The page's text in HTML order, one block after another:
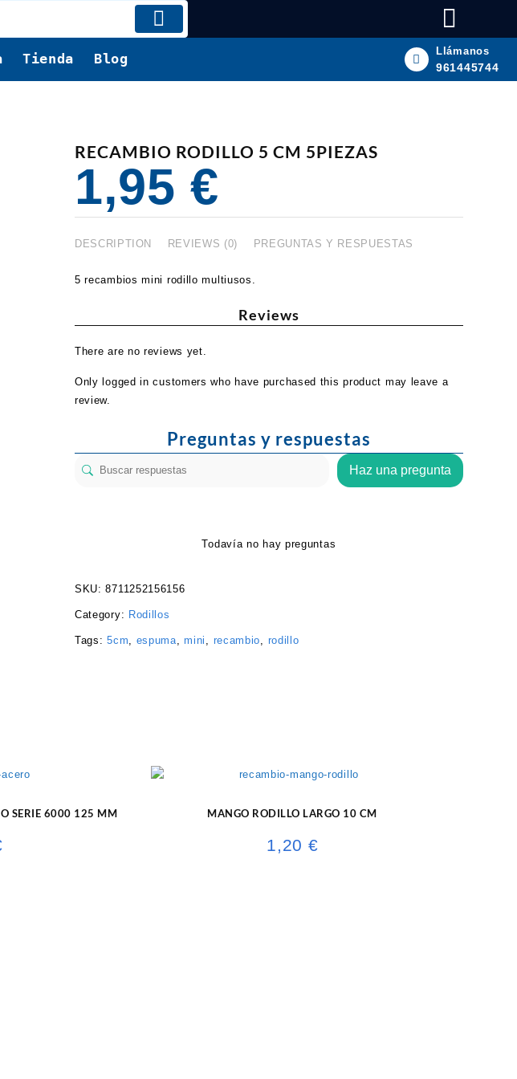
Tienda Blog Llámanos
961445744
RECAMBIO RODILLO 5 CM 5PIEZAS
1,95€
DESCRIPTION REVIEWS (0) PREGUNTAS Y RESPUESTAS
5 recambios mini rodillo multiusos.
Reviews
There are no reviews yet.
Only logged in customers who have purchased this product may leave a
review.
Preguntas y respuestas
Haz una pregunta
Todavía no hay preguntas
SKU:8711252156156
Category: Rodillos
Tags:5cm espuma ,mini recambio rodillo
SERIE 6000 125 MM MANGO RODILLO LARGO 10 CM
1,20 €